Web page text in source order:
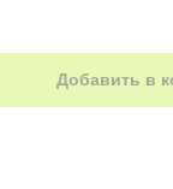
Добавить в